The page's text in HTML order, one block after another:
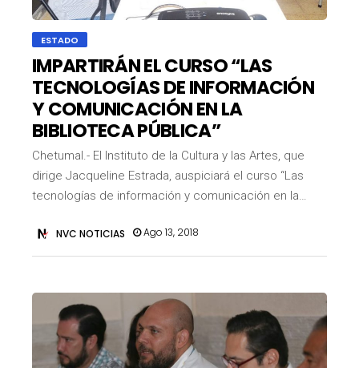
ESTADO
IMPARTIRÁN EL CURSO “LAS
TECNOLOGÍAS DE INFORMACIÓN
Y COMUNICACIÓN EN LA
BIBLIOTECA PÚBLICA”
Chetumal.- El Instituto de la Cultura y las Artes, que
dirige Jacqueline Estrada, auspiciará el curso “Las
tecnologías de información y comunicación en la…
NVC NOTICIAS Ago 13, 2018